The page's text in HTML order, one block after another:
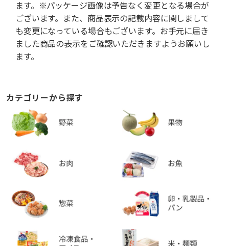
ます。※パッケージ画像は予告なく変更となる場合が
ございます。また、商品表示の記載内容に関しまして
も変更になっている場合もございます。お手元に届き
ました商品の表示をご確認いただきますようお願いし
ます。
カテゴリーから探す